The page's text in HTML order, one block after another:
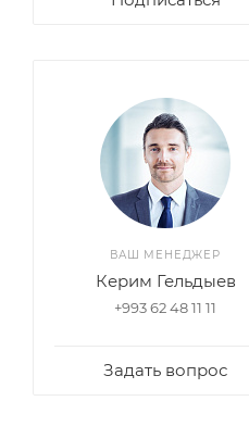
ВАШ МЕНЕДЖЕР
Керим Гельдыев
+993 62 48 11 11
Задать вопрос